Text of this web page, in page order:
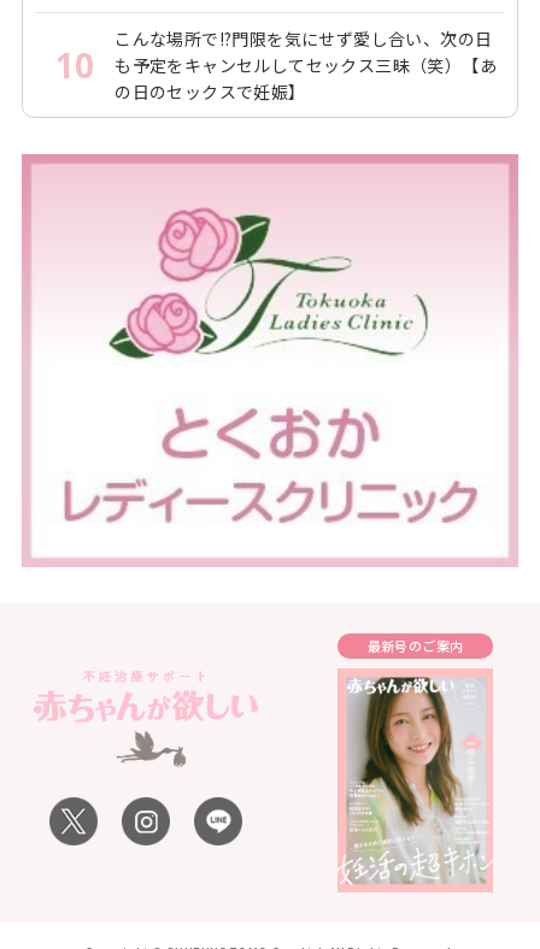
10
こんな場所で!?門限を気にせず愛し合い、次の日
も予定をキャンセルしてセックス三昧（笑）【あ
の日のセックスで妊娠】
最新号のご案内